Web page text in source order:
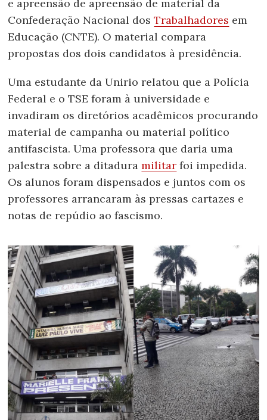
e apreensão de apreensão de material da
Confederação Nacional dosTrabalhadores em
Educação (CNTE). O material compara
propostas dos dois candidatos à presidência.
Uma estudante da Unirio relatou que a Polícia
Federal e o TSE foram à universidade e
invadiram os diretórios acadêmicos procurando
material de campanha ou material político
antifascista. Uma professora que daria uma
palestra sobre a ditaduramilitar foi impedida.
Os alunos foram dispensados e juntos com os
professores arrancaram às pressas cartazes e
notas de repúdio ao fascismo.